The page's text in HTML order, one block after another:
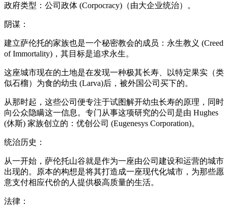
政府类型：公司政体 (Corpocracy)（由大企业统治）。
阴谋：
建立萨伦托的家族也是一个秘密教会的成员：永生教义 (Creed
of Immortality)，其目标是追求永生。
这座城市现在的土地是在发现一种极其长寿、以特定果实（类
似石榴）为食的幼虫 (Larva)后，被外国公司买下的。
从那时起，这些公司便专注于试图解开幼虫长寿的原理，同时
向公众隐瞒这一信息。专门从事这项研究的公司是由 Hughes
(休斯) 家族创立的：优创公司 (Eugenesys Corporation)。
统治历史：
从一开始，萨伦托山谷就是作为一座由公司建设和运营的城市
出现的。原本的构想是将其打造成一座现代化城市，为那些愿
意支付相应代价的人提供极高质量的生活。
法律：